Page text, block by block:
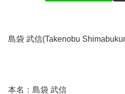
島袋 武信(Takenobu
本名：島袋 武信